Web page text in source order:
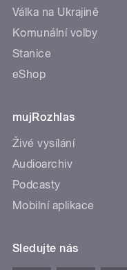
Válka na Ukrajině
Komunální volby
Stanice
eShop
mujRozhlas
Živé vysílání
Audioarchiv
Podcasty
Mobilní aplikace
Sledujte nás